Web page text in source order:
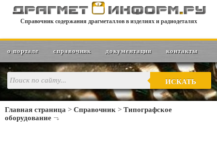
Справочник содержания драгметаллов в изделиях и радиодеталях
о портале справочник документация контакты
ИСКАТЬ
Главная страница > Справочник > Типографское
оборудование